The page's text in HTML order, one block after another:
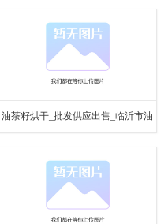
荣誉认证
油茶籽烘干_批发供应出售_临沂市油